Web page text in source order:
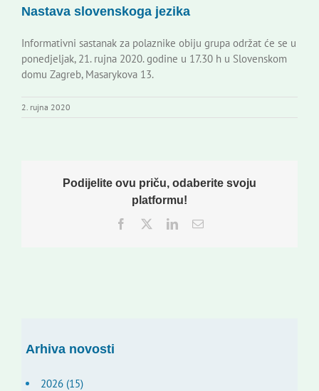
Nastava slovenskoga jezika
Informativni sastanak za polaznike obiju grupa održat će se u
ponedjeljak, 21. rujna 2020. godine u 17.30 h u Slovenskom
domu Zagreb, Masarykova 13.
2. rujna 2020
Podijelite ovu priču, odaberite svoju
platformu!
Facebook
TwitterLinkedInEmail:
Arhiva novosti
2026 (15)